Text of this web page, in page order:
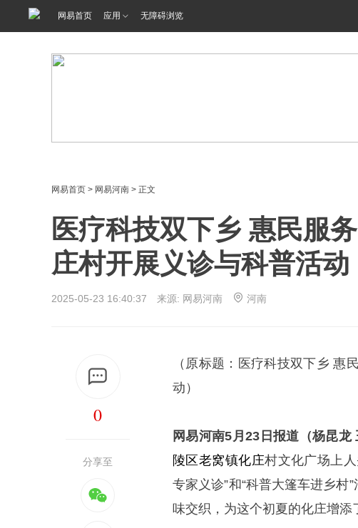
网易首页 应用 无障碍浏览
网易首页 > 网易河南 > 正文
医疗科技双下乡 惠民服
庄村开展义诊与科普活动
2025-05-23 16:40:37 来源: 网易河南 河南
0
分享至
（原标题：医疗科技双下乡 惠
动）
网易河南5月23日报道（杨昆龙
陵区 老窝镇化庄村文化广场上
专家义诊”和“科普大篷车进乡村
味交织，为这个初夏的化庄增添